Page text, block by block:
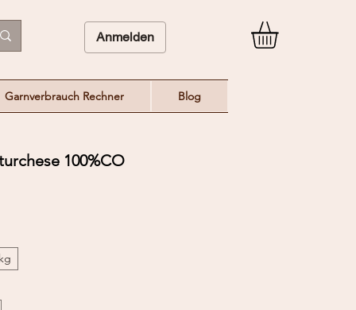
Anmelden
Garnverbrauch Rechner Blog
100%CO